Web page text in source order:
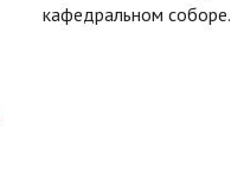
кафедральном соборе.